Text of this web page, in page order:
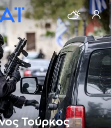
Τούρκος